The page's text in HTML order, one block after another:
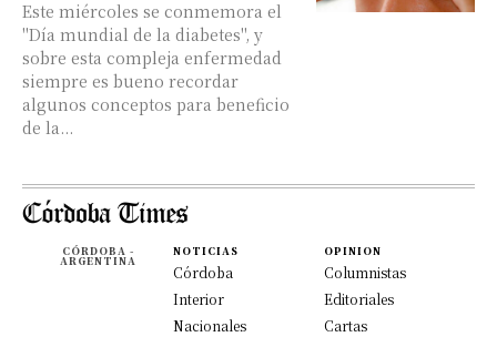
Este miércoles se conmemora el
"Día mundial de la diabetes", y
sobre esta compleja enfermedad
siempre es bueno recordar
algunos conceptos para beneficio
de la...
CÓRDOBA -
ARGENTINA
NOTICIAS
Córdoba
Interior
Nacionales
OPINION
Columnistas
Editoriales
Cartas